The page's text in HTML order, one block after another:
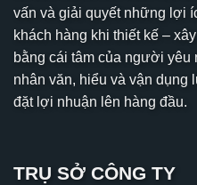
vấn và giải quyết những lợi
khách hàng khi thiết kế –
bằng cái tâm của người yêu
nhân văn, hiểu và vận dụng
đặt lợi nhuận lên hàng đầu.
TRỤ SỞ CÔNG TY